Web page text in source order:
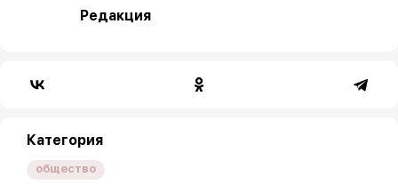
Редакция
Категория
общество